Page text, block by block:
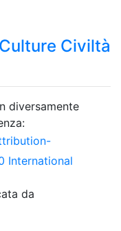
Civiltà
diversamente
International
da